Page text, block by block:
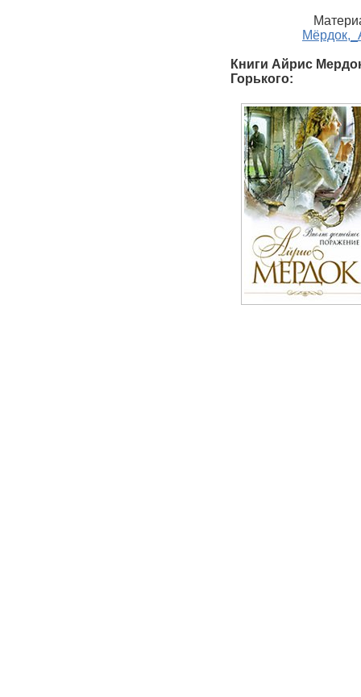
Книги Айрис
Горького: